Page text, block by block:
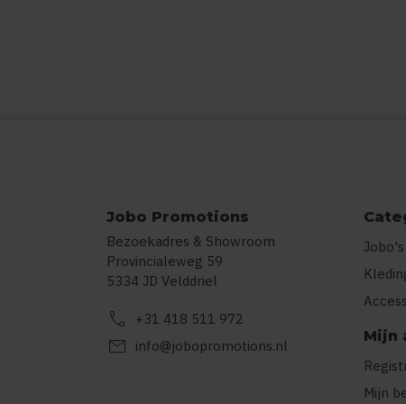
Jobo Promotions
Bezoekadres & Showroom
Provincialeweg 59
5334 JD Velddriel
call +31 418 511 972
mail info@jobopromotions.nl
Jobo's
Mijn
Mijn